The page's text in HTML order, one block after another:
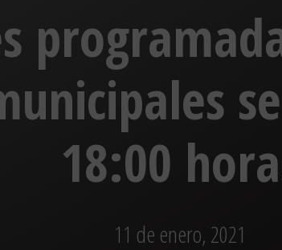
18:00
11 de enero, 2021